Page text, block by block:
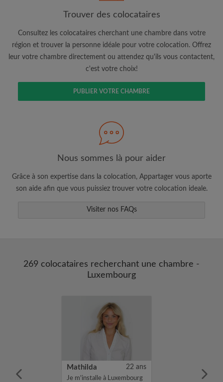
CRÉER PROFIL
Je souhaite recevoir des offres exclusives et des mises à
Faites une recherche selon ce qui vous
semble important
Consultez les chambres et les profils des
Sauvegardez vos recherches
annonce correspondant à vos critères
Trouver des colocataires
Consultez les colocataires cherchant une chambre dans votre
région et trouver la personne idéale pour votre colocation. Offrez
leur votre chambre directement ou attendez qu'ils vous contactent,
c'est votre choix!
PUBLIER VOTRE CHAMBRE
Nous sommes là pour aider
Grâce à son expertise dans la colocation, Appartager vous aporte
son aide afin que vous puissiez trouver votre colocation ideale.
Visiter nos FAQs
269 colocataires recherchant une chambre -
Luxembourg
Joris,
Mathilda 22 ans
Je m'installe à Luxembourg